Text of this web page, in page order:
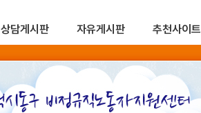
상담게시판 자유게시판 추천사이트